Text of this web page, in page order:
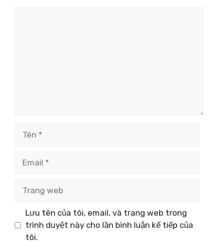
web
Lưu tên của tôi, email, và trang web trong
trình duyệt này cho lần bình luận kế tiếp của
tôi.